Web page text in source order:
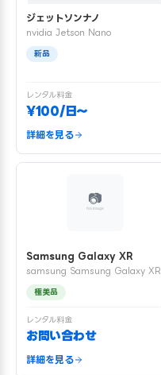
ジェットソンナノ
nvidia Jetson Nano
新品
レンタル料金
¥100/日〜
詳細を見る
Samsung Galaxy XR
samsung Samsung Galaxy XR
極美品
レンタル料金
お問い合わせ
詳細を見る